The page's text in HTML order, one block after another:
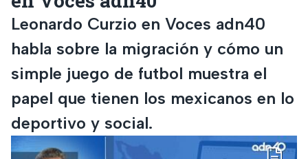
Leonardo Curzio en Voces adn40
habla sobre la migración y cómo un
simple juego de futbol muestra el
papel que tienen los mexicanos en lo
deportivo y social.